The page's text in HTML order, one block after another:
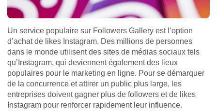
Un service populaire sur Followers Gallery est l’option
d’achat de likes Instagram. Des millions de personnes
dans le monde utilisent des sites de médias sociaux tels
qu’Instagram, qui deviennent également des lieux
populaires pour le marketing en ligne. Pour se démarquer
de la concurrence et attirer un public plus large, les
entreprises doivent gagner plus de followers et de likes
Instagram pour renforcer rapidement leur influence.